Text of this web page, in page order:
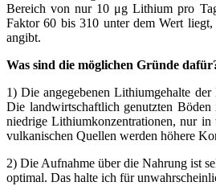
Bereich von nur 10 μg Lithium pro
Faktor 60 bis 310 unter dem Wert
angibt.
Was sind die möglichen Gründe
1) Die angegebenen Lithiumgehalte
Die landwirtschaftlich genutzten Böden
niedrige Lithiumkonzentrationen, nur in
vulkanischen Quellen werden höhere
2) Die Aufnahme über die Nahrung ist
optimal. Das halte ich für